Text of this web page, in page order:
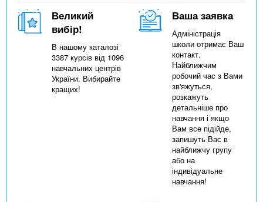
Великий
вибір!
В нашому каталозі
3387 курсів від 1096
навчальних центрів
України. Вибирайте
кращих!
Ваша заявка
Адміністрація
школи отримає Ваш
контакт.
Найближчим
робочий час з Вами
зв'яжуться,
розкажуть
детальніше про
навчання і якщо
Вам все підійде,
запишуть Вас в
найближчу групу
або на
індивідуальне
навчання!